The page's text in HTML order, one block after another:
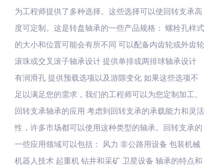
为工程师提供了多种选择。这些选择可以使回转支承高
度可定制。这是转盘轴承的一些产品规格： 螺栓孔样式
的大小和位置可能会有所不同 可以配备内齿轮或外齿轮
滚珠或交叉滚子轴承设计 提供单排或两排球轴承设计
有润滑孔 提供预载选项以及游隙变化 如果这些选项不
足以满足您的需求，我们的工程师可以为您定制加工。
回转支承轴承的应用 考虑到回转支承的承载能力和灵活
性，许多市场都可以使用这种类型的轴承。回转支承的
一些应用领域可以包括： 风力 非公路用设备 包装机械
机器人技术 起重机 钻井和采矿 卫星设备 轴承的特点和